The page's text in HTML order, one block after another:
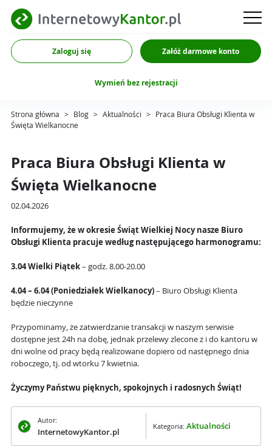
Zaloguj się Załóż darmowe konto
Wymień bez rejestracji
Strona główna > Blog > Aktualności > Praca Biura Obsługi Klienta w
Święta Wielkanocne
Praca Biura Obsługi Klienta w
Święta Wielkanocne
02.04.2026
Informujemy, że w okresie Świąt Wielkiej Nocy nasze Biuro
Obsługi Klienta pracuje według następującego harmonogramu:
3.04 Wielki Piątek– godz. 8.00-20.00
4.04 – 6.04 (Poniedziałek Wielkanocy)– Biuro Obsługi Klienta
będzie nieczynne
Przypominamy, że zatwierdzanie transakcji w naszym serwisie
dostępne jest 24h na dobę, jednak przelewy zlecone z i do kantoru w
dni wolne od pracy będą realizowane dopiero od następnego dnia
roboczego, tj. od wtorku 7 kwietnia.
Życzymy Państwu pięknych, spokojnych i radosnych Świąt!
Autor:
InternetowyKantor.pl
Kategoria: Aktualności